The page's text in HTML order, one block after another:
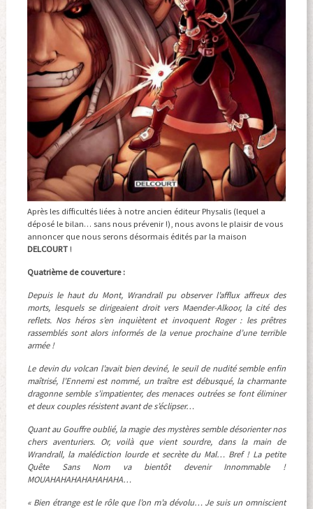
Après les difficultés liées à notre ancien éditeur Physalis (lequel a
déposé le bilan… sans nous prévenir !), nous avons le plaisir de vous
annoncer que nous serons désormais édités par la maison
DELCOURT!
Quatrième de couverture :
Depuis le haut du Mont, Wrandrall pu observer l’afflux affreux des
morts, lesquels se dirigeaient droit vers Maender-Alkoor, la cité des
reflets. Nos héros s’en inquiètent et invoquent Roger : les prêtres
rassemblés sont alors informés de la venue prochaine d’une terrible
armée !
Le devin du volcan l’avait bien deviné, le seuil de nudité semble enfin
maîtrisé, l’Ennemi est nommé, un traître est débusqué, la charmante
dragonne semble s’impatienter, des menaces outrées se font éliminer
et deux couples résistent avant de s’éclipser…
Quant au Gouffre oublié, la magie des mystères semble désorienter nos
chers aventuriers. Or, voilà que vient sourdre, dans la main de
Wrandrall, la malédiction lourde et secrète du Mal… Bref ! La petite
Quête Sans Nom va bientôt devenir Innommable !
MOUAHAHAHAHAHAHAHA…
« Bien étrange est le rôle que l’on m’a dévolu… Je suis un omniscient